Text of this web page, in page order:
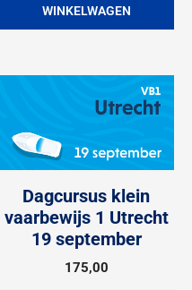
WINKELWAGEN
Dagcursus klein
vaarbewijs 1 Utrecht
19 september
175,00